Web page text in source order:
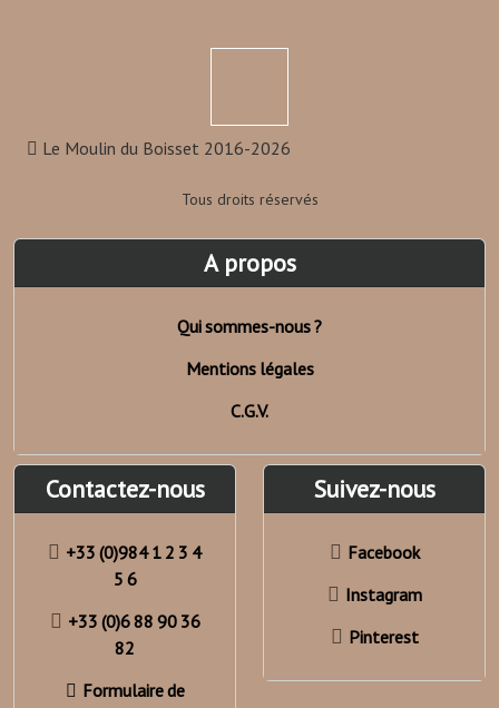
Le Moulin du Boisset 2016-2026
Tous droits réservés
A propos
Qui sommes-nous ?
Mentions légales
C.G.V.
Contactez-nous
+33 (0)984 1 2 3 4
5 6
+33 (0)6 88 90 36
82
Formulaire de
Suivez-nous
Facebook
Instagram
Pinterest